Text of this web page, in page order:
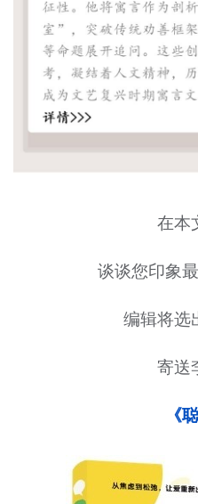
在本
谈谈您印象
编辑将选
寄送
《